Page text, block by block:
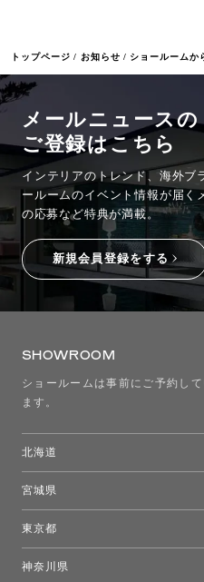
トップページ お知らせ ショールームか
メールニュースの
ご登録はこちら
インテリアのトレンド、海外ブ
ールームのイベント情報が 届く
の応募など特典が満載。
新規会員登録をする
SHOWROOM
ショールームは事前にご予約し
ます。
北海道
宮城県
東京都
神奈川県